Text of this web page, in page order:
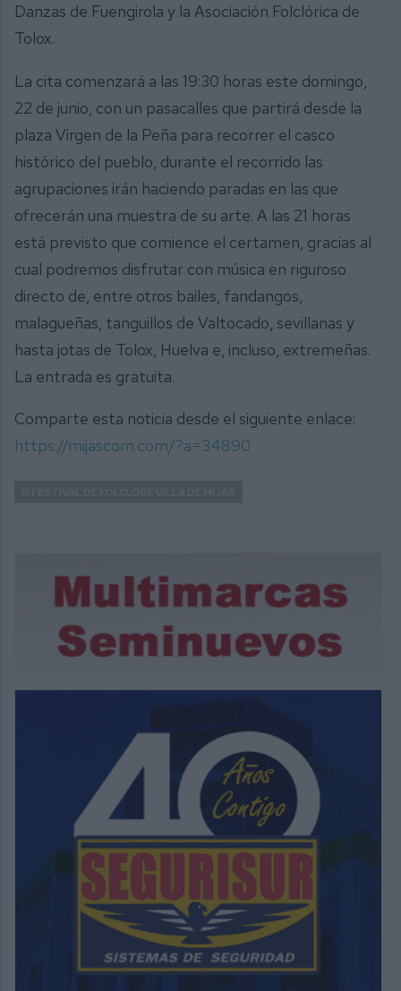
Danzas de Fuengirola y la Asociación Folclórica de
Tolox.
La cita comenzará a las 19:30 horas este domingo,
22 de junio, con un pasacalles que partirá desde la
plaza Virgen de la Peña para recorrer el casco
histórico del pueblo, durante el recorrido las
agrupaciones irán haciendo paradas en las que
ofrecerán una muestra de su arte. A las 21 horas
está previsto que comience el certamen, gracias al
cual podremos disfrutar con música en riguroso
directo de, entre otros bailes, fandangos,
malagueñas, tanguillos de Valtocado, sevillanas y
hasta jotas de Tolox, Huelva e, incluso, extremeñas.
La entrada es gratuita.
Comparte esta noticia desde el siguiente enlace:
https://mijascom.com/?a=34890